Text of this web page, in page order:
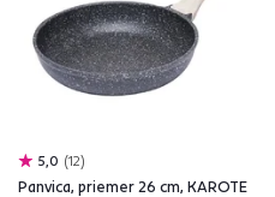
5,0 12
Panvica, priemer 26 cm, KAROTE